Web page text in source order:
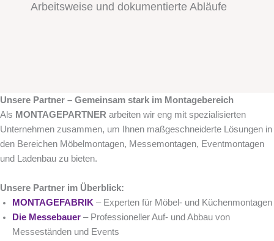
Arbeitsweise und dokumentierte Abläufe
Unsere Partner – Gemeinsam stark im Montagebereich
Als MONTAGEPARTNER arbeiten wir eng mit spezialisierten
Unternehmen zusammen, um Ihnen maßgeschneiderte Lösungen in
den Bereichen Möbelmontagen, Messemontagen, Eventmontagen
und Ladenbau zu bieten.
Unsere Partner im Überblick:
MONTAGEFABRIK – Experten für Möbel- und Küchenmontagen
Die Messebauer – Professioneller Auf- und Abbau von
Messeständen und Events